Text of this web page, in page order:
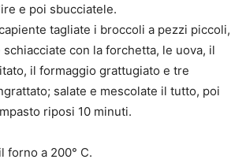
e poi sbucciatele.
tagliate i broccoli a pezzi piccoli,
con la forchetta, le uova, il
il formaggio grattugiato e tre
salate e mescolate il tutto, poi
riposi 10 minuti.
forno a 200° C.